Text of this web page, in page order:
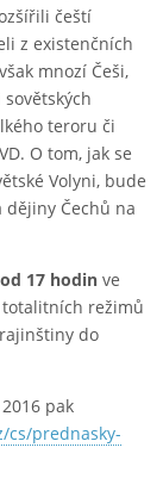
čeští
z existenčních
mnozí Češi,
teroru či
O tom, jak se
Volyni, bude
Čechů na
17 hodin ve
režimů
do
pak
cs/prednasky-